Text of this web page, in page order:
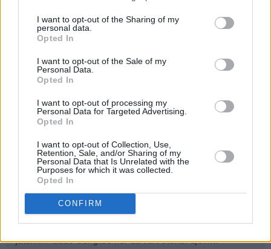
I want to opt-out of the Sharing of my
personal data.
Opted In
I want to opt-out of the Sale of my
Personal Data.
Opted In
I want to opt-out of processing my
Personal Data for Targeted Advertising.
Opted In
I want to opt-out of Collection, Use,
Retention, Sale, and/or Sharing of my
Personal Data that Is Unrelated with the
Purposes for which it was collected.
Opted In
CONFIRM
Iselin - 24.03.2015 - 16:19
Elsker vafler! greit med et nytt vaffeljern som erstatter
det gamle ødelagte :D Elsker bloggen!!
Skulle varit väldigt glad för ett våffeljärn!!
Gunn-Mari - 24.03.2015 - 16:23
jatakk!!Hadde trengtes her da vårt steker ujevnt!